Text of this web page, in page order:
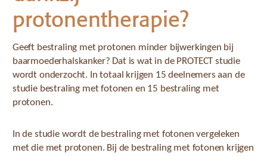
protonentherapie?
Geeft bestraling met protonen minder bijwerkingen bij
baarmoederhalskanker? Dat is wat in de PROTECT studie
wordt onderzocht. In totaal krijgen 15 deelnemers aan de
studie bestraling met fotonen en 15 bestraling met
protonen.
In de studie wordt de bestraling met fotonen vergeleken
met die met protonen. Bij de bestraling met fotonen krijgen